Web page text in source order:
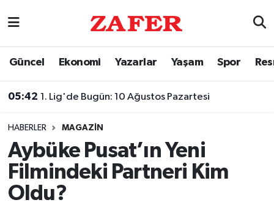
Güncel Ekonomi Yazarlar Yaşam Spor
05:42 1. Lig'de Bugün: 10 Ağustos Pazartesi
HABERLER MAGAZIN
Aybüke Pusat’ın Yeni
Filmindeki Partneri Kim
Oldu?
Nöbetçi Eczaneler
Trafik Durumu
Süper Lig Puan Durumu ve Fikstür
Tüm Manşetler